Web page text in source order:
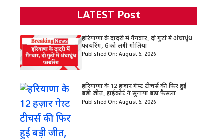
LATEST Post
हरियाणा के दादरी में गैंगवार, दो गुटों में अंधाधुंध
फायरिंग, 6 को लगी गोलियां
Published On: August 6, 2026
हरियाणा के 12 हज़ार गेस्ट टीचर्स की फिर हुई
बड़ी जीत, हाईकोर्ट ने सुनाया बड़ा फ़ैसला
Published On: August 6, 2026